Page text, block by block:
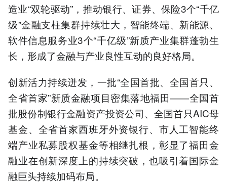
造业“双轮驱动”，推动银行、证券、保险3个“千亿
级”金融支柱集群持续壮大，智能终端、新能源、
软件信息服务业3个“千亿级”新质产业集群蓬勃生
长，形成了金融与产业良性互动的良好格局。
创新活力持续迸发，一批“全国首批、全国首只、
全省首家”新质金融项目密集落地福田——全国首
批股份制银行金融资产投资公司、全国首只AIC母
基金、全省首家西班牙外资银行、市人工智能终
端产业私募股权基金等相继扎根，彰显了福田金
融业在创新深度上的持续突破，也吸引着国际金
融巨头持续加码布局。